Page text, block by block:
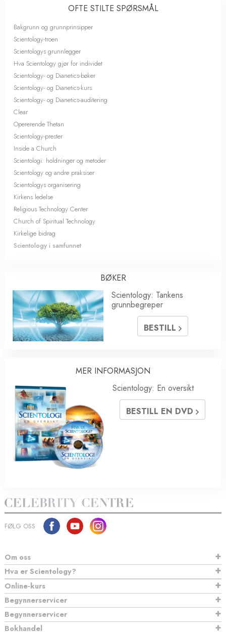
OFTE STILTE SPØRSMÅL
Bakgrunn og grunnprinsipper
Scientology-troen
Scientologys grunnlegger
Hva Scientology gjør for individet
Scientology- og Dianetics-bøker
Scientology- og Dianetics-kurs
Scientology- og Dianetics-auditering
Clear
Opererende Thetan
Scientology-prester
Inside a Church
Scientologi: holdninger og metoder
Scientology og andre praksiser
Scientologys organisering
Kirkens ledelse
Religious Technology Center
Church of Spiritual Technology
Kirkelige bidrag
Scientology i samfunnet
BØKER
Scientology: Tankens
grunnbegreper
BESTILL
MER INFORMASJON
Scientology: En oversikt
BESTILL EN DVD
FØLG OSS
Om oss
Hva er Scientology?
Online-kurs
Begynnerservicer
Begynnerservicer
Bokhandel